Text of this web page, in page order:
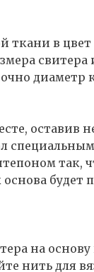
ткани в
диаметр
оставив
так,
основа
на
нить для